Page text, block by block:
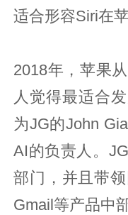
适合形容Siri在
2018年，苹果
人觉得最适合
为JG的John
AI的负责人。
部门，并且带
Gmail等产品中